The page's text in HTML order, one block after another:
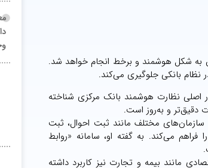
به شکل هوشمند و برخط انجام خواهد شد.
نظام بانکی جلوگیری می‌کند.
اصلی نظارت هوشمند بانک مرکزی شناخته
دقیق‌تر و به‌روز است.
سازمان‌های مختلف مانند ثبت احوال، ثبت
می‌کند. به گفته او، سامانه «روابط
مانند بیمه و تجارت نیز کاربرد داشته